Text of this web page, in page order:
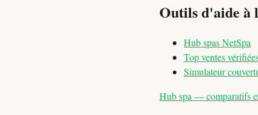
Outils d'aide à
Hub spas NetSpa
Top ventes
Simulateur
Hub spa — comparatifs